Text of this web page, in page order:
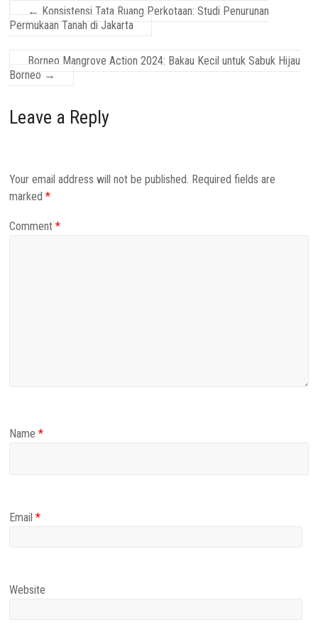
← Konsistensi Tata Ruang Perkotaan: Studi Penurunan
Permukaan Tanah di Jakarta
Borneo Mangrove Action 2024: Bakau Kecil untuk Sabuk Hijau
Borneo →
Leave a Reply
Your email address will not be published. Required fields are
marked*
Comment*
Name*
Email*
Website